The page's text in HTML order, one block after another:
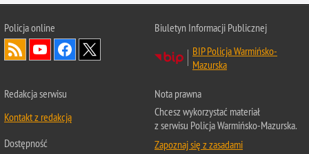
Policja online
Biuletyn Informacji Publicznej
BIP Policja Warmińsko-
Mazurska
Redakcja serwisu
Kontakt z redakcją
Dostępność
Nota prawna
Chcesz wykorzystać materiał
z serwisu Policja Warmińsko-Mazurska.
Zapoznaj się z zasadami